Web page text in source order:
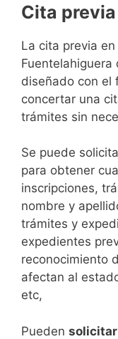
Cita previa
​​​​​​​​​​​​​​​​​​​​​​​​​​​​La cita previa
diseñado con el
concertar una
trámites sin
Se puede
para obtener
inscripciones,
nombre y
trámites y
expedientes
reconocimiento
afectan al
etc,
​Pueden